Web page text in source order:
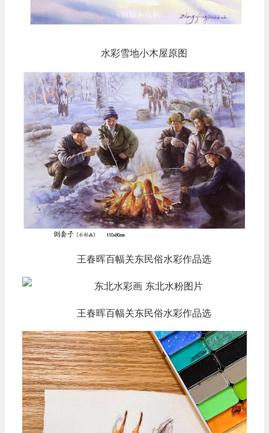
水彩雪地小木屋原图
王春晖百幅关东民俗水彩作品选
王春晖百幅关东民俗水彩作品选